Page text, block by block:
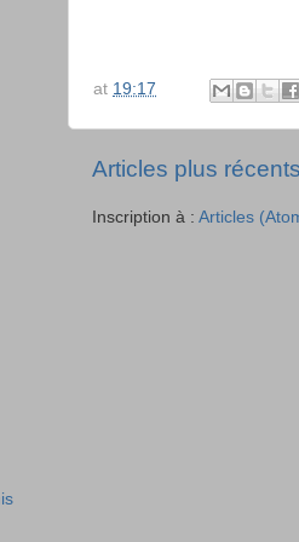
at 19:17
Articles plus récents
Inscription à : Articles